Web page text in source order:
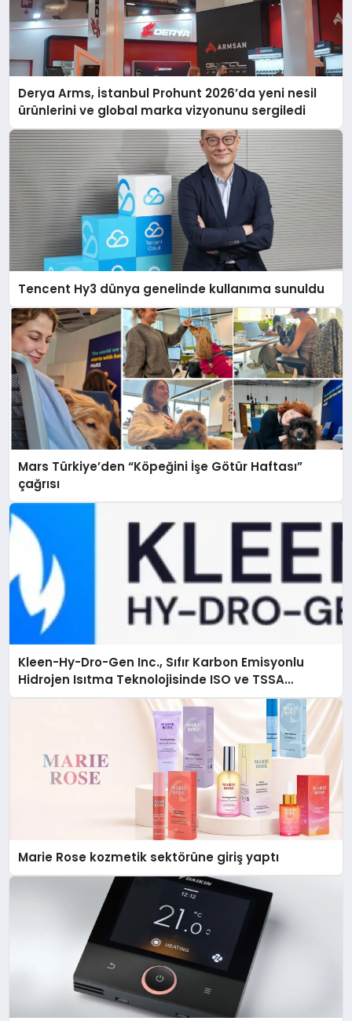
Derya Arms, İstanbul Prohunt 2026’da yeni nesil
ürünlerini ve global marka vizyonunu sergiledi
Tencent Hy3 dünya genelinde kullanıma sunuldu
Mars Türkiye’den “Köpeğini İşe Götür Haftası”
çağrısı
Kleen-Hy-Dro-Gen Inc., Sıfır Karbon Emisyonlu
Hidrojen Isıtma Teknolojisinde ISO ve TSSA
Düzenleyici Onaylarını Aldı
Marie Rose kozmetik sektörüne giriş yaptı